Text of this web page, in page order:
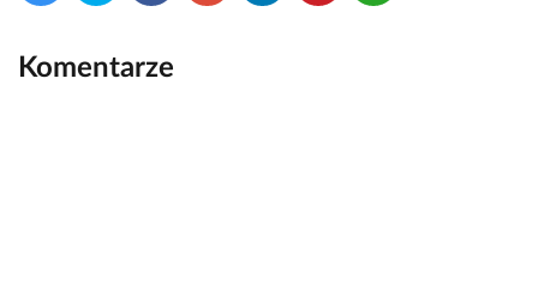
Komentarze